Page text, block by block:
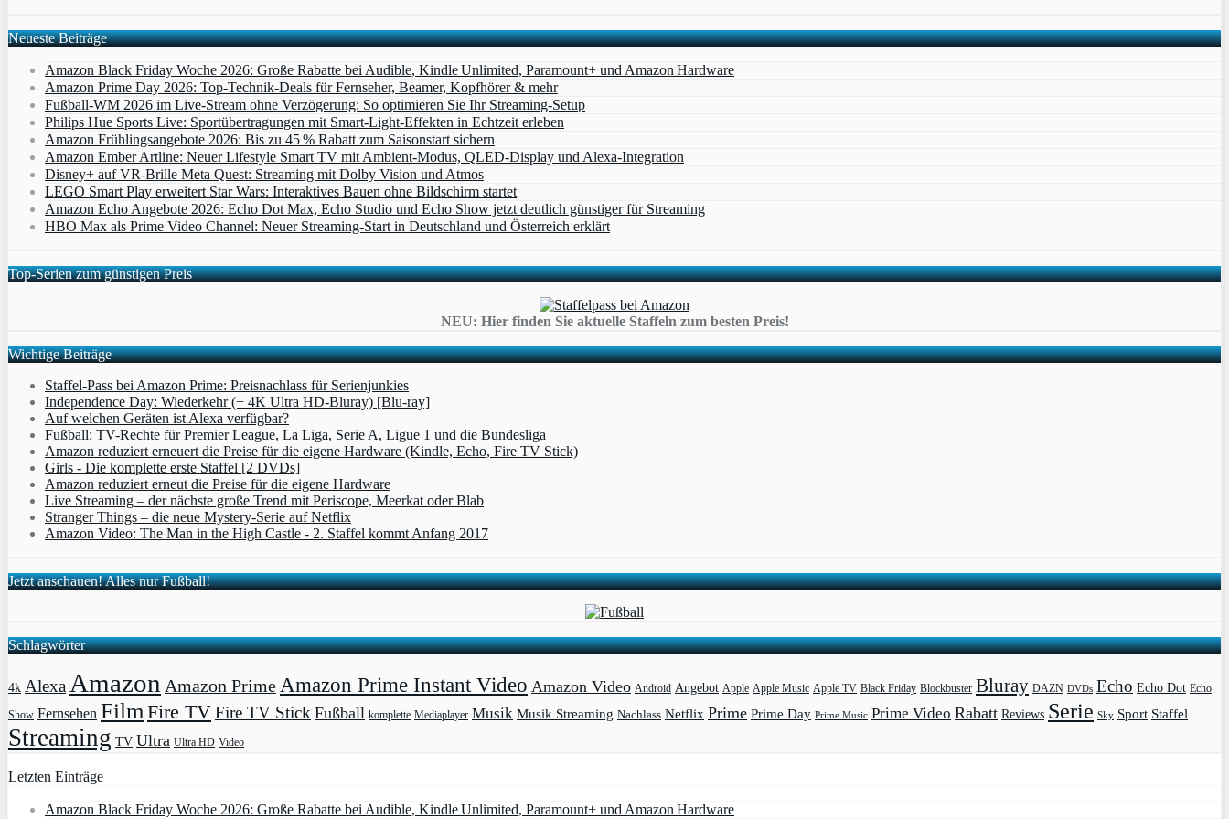
Neueste Beiträge
Amazon Black Friday Woche 2026: Große Rabatte bei Audible, Kindle Unlimited, Paramount+ und Amazon Hardware
Amazon Prime Day 2026: Top-Technik-Deals für Fernseher, Beamer, Kopfhörer & mehr
Fußball-WM 2026 im Live-Stream ohne Verzögerung: So optimieren Sie Ihr Streaming-Setup
Philips Hue Sports Live: Sportübertragungen mit Smart‑Light‑Effekten in Echtzeit erleben
Amazon Frühlingsangebote 2026: Bis zu 45 % Rabatt zum Saisonstart sichern
Amazon Ember Artline: Neuer Lifestyle Smart TV mit Ambient‑Modus, QLED‑Display und Alexa‑Integration
Disney+ auf VR-Brille Meta Quest: Streaming mit Dolby Vision und Atmos
LEGO Smart Play erweitert Star Wars: Interaktives Bauen ohne Bildschirm startet
Amazon Echo Angebote 2026: Echo Dot Max, Echo Studio und Echo Show jetzt deutlich günstiger für Streaming
HBO Max als Prime Video Channel: Neuer Streaming‑Start in Deutschland und Österreich erklärt
Top-Serien zum günstigen Preis
NEU: Hier finden Sie aktuelle Staffeln zum besten Preis!
Wichtige Beiträge
Staffel-Pass bei Amazon Prime: Preisnachlass für Serienjunkies
Independence Day: Wiederkehr (+ 4K Ultra HD-Bluray) [Blu-ray]
Auf welchen Geräten ist Alexa verfügbar?
Fußball: TV-Rechte für Premier League, La Liga, Serie A, Ligue 1 und die Bundesliga
Amazon reduziert erneuert die Preise für die eigene Hardware (Kindle, Echo, Fire TV Stick)
Girls - Die komplette erste Staffel [2 DVDs]
Amazon reduziert erneut die Preise für die eigene Hardware
Live Streaming – der nächste große Trend mit Periscope, Meerkat oder Blab
Stranger Things – die neue Mystery-Serie auf Netflix
Amazon Video: The Man in the High Castle - 2. Staffel kommt Anfang 2017
Jetzt anschauen! Alles nur Fußball!
Schlagwörter
4k AlexaAmazon Amazon PrimeAmazon Prime Instant Video Amazon Video Android Angebot Apple Apple Music Apple TV Black Friday Blockbuster Bluray DAZN DVDs Echo Echo Dot Echo
Show Fernsehen FilmFire TVFire TV Stick Fußball komplette Mediaplayer Musik Musik Streaming Nachlass Netflix Prime Prime Day Prime Music Prime Video Rabatt Reviews Serie Sky Sport Staffel
Streaming TV Ultra Ultra HD Video
Letzten Einträge
Amazon Black Friday Woche 2026: Große Rabatte bei Audible, Kindle Unlimited, Paramount+ und Amazon Hardware